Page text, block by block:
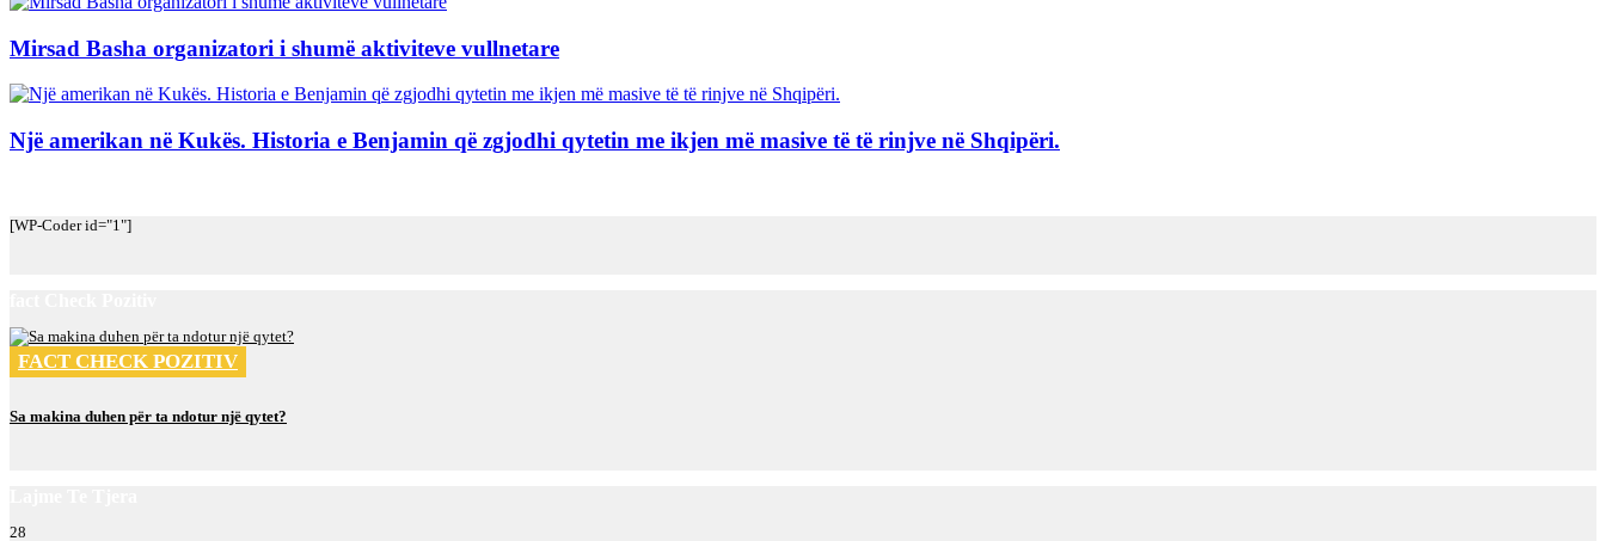
Mirsad Basha organizatori i shumë aktiviteve vullnetare
Një amerikan në Kukës. Historia e Benjamin që zgjodhi qytetin me ikjen më masive të të rinjve në Shqipëri.
[WP-Coder id="1"]
FACT CHECK POZITIV
Sa makina duhen për ta ndotur një qytet?
28